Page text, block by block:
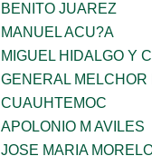
BENITO JUAREZ
MANUEL ACU?A
MIGUEL HIDALGO Y
GENERAL MELCHOR
CUAUHTEMOC
APOLONIO M AVILES
JOSE MARIA